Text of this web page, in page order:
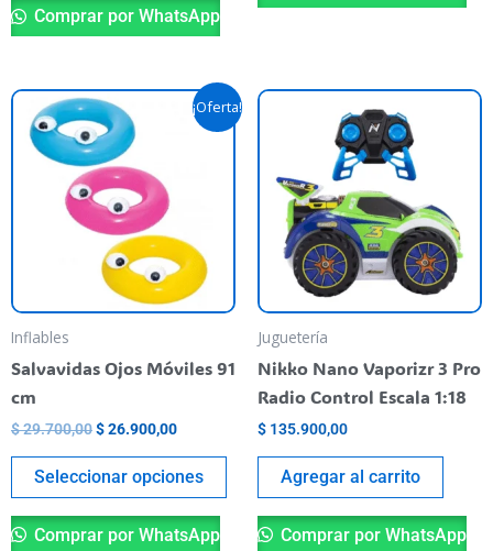
Comprar por WhatsApp
¡Oferta!
Inflables
Salvavidas Ojos Móviles 91
cm
$29.700,00
El
precio
original
era:
$ 29.700,00.
$26.900,00
El
precio
actual
Seleccionar opciones
Este
producto
variantes.
opciones
se
pueden
elegir
producto
Comprar por WhatsApp
Juguetería
Nikko Nano Vaporizr 3 Pro
Radio Control Escala 1:18
$ 135.900,00
Agregar al carrito
Comprar por WhatsApp